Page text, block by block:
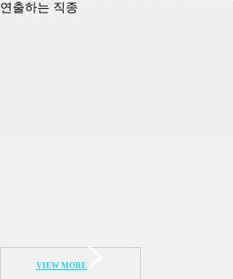
연출하는 직종
VIEW MORE